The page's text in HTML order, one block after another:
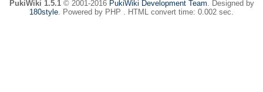
PukiWiki 1.5.1© 2001-2016 PukiWiki Development Team. Designed by
180style. Powered by PHP . HTML convert time: 0.002 sec.